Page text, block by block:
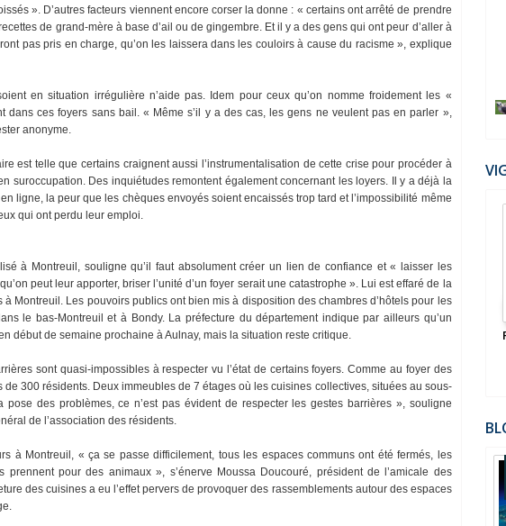
». D’autres facteurs viennent encore corser la donne : « certains ont arrêté de prendre
de grand-mère à base d’ail ou de gingembre. Et il y a des gens qui ont peur d’aller à
pas pris en charge, qu’on les laissera dans les couloirs à cause du racisme », explique
en situation irrégulière n’aide pas. Idem pour ceux qu’on nomme froidement les «
dans ces foyers sans bail. « Même s’il y a des cas, les gens ne veulent pas en parler »,
anonyme.
est telle que certains craignent aussi l’instrumentalisation de cette crise pour procéder à
suroccupation. Des inquiétudes remontent également concernant les loyers. Il y a déjà la
ligne, la peur que les chèques envoyés soient encaissés trop tard et l’impossibilité même
qui ont perdu leur emploi.
à Montreuil, souligne qu’il faut absolument créer un lien de confiance et « laisser les
peut leur apporter, briser l’unité d’un foyer serait une catastrophe ». Lui est effaré de la
Montreuil. Les pouvoirs publics ont bien mis à disposition des chambres d’hôtels pour les
le bas-Montreuil et à Bondy. La préfecture du département indique par ailleurs qu’un
début de semaine prochaine à Aulnay, mais la situation reste critique.
sont quasi-impossibles à respecter vu l’état de certains foyers. Comme au foyer des
de 300 résidents. Deux immeubles de 7 étages où les cuisines collectives, situées au sous-
pose des problèmes, ce n’est pas évident de respecter les gestes barrières », souligne
de l’association des résidents.
à Montreuil, « ça se passe difficilement, tous les espaces communs ont été fermés, les
prennent pour des animaux », s’énerve Moussa Doucouré, président de l’amicale des
des cuisines a eu l’effet pervers de provoquer des rassemblements autour des espaces